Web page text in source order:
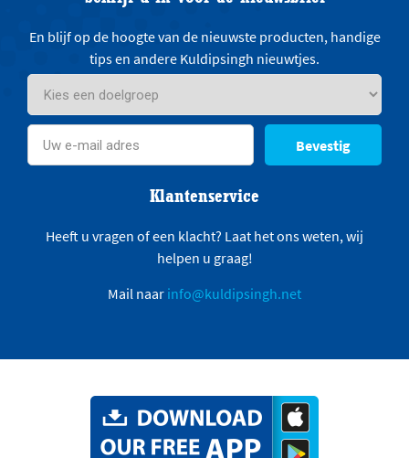
En blijf op de hoogte van de nieuwste producten, handige
tips en andere Kuldipsingh nieuwtjes.
Bevestig
Klantenservice
Heeft u vragen of een klacht? Laat het ons weten, wij
helpen u graag!
Mail naar info@kuldipsingh.net